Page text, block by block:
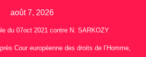
août 7, 2026
du 07oct 2021 contre N. SARKOZY
Cour européenne des droits de l’Homme,